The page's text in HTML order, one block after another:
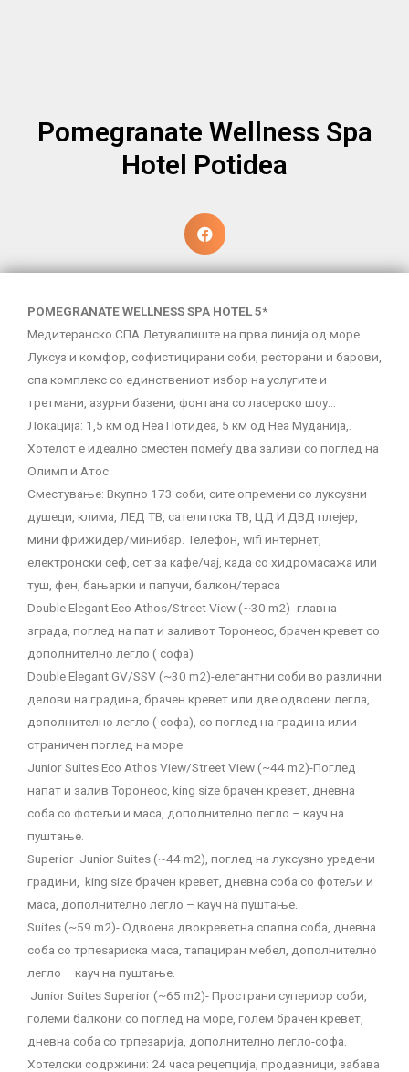
Pomegranate Wellness Spa
Hotel Potidea
POMEGRANATE WELLNESS SPA HOTEL 5*
Медитеранско СПА Летувалиште на прва линија од море.
Луксуз и комфор, софистицирани соби, ресторани и барови,
спа комплекс со единствениот избор на услугите и
третмани, азурни базени, фонтана со ласерско шоу…
Локација: 1,5 км од Неа Потидеа, 5 км од Неа Муданија,.
Хотелот е идеално сместен помеѓу два заливи со поглед на
Олимп и Атос.
Сместување: Вкупно 173 соби, сите опремени со луксузни
душеци, клима, ЛЕД ТВ, сателитска ТВ, ЦД И ДВД плејер,
мини фрижидер/минибар. Телефон, wifi интернет,
електронски сеф, сет за кафе/чај, када со хидромасажа или
туш, фен, бањарки и папучи, балкон/тераса
Double Elegant Eco Athos/Street View (~30 m2)- главна
зграда, поглед на пат и заливот Торонеос, брачен кревет со
дополнително легло ( софа)
Double Elegant GV/SSV (~30 m2)-елегантни соби во различни
делови на градина, брачен кревет или две одвоени легла,
дополнително легло ( софа), со поглед на градина илии
страничен поглед на море
Junior Suites Eco Athos View/Street View (~44 m2)-Поглед
напат и залив Торонеос, king size брачен кревет, дневна
соба со фотељи и маса, дополнително легло – кауч на
пуштање.
Superior Junior Suites (~44 m2), поглед на луксузно уредени
градини, king size брачен кревет, дневна соба со фотељи и
маса, дополнително легло – кауч на пуштање.
Suites (~59 m2)- Одвоена двокреветна спална соба, дневна
соба со трпеѕариска маса, тапациран мебел, дополнително
легло – кауч на пуштање.
Junior Suites Superior (~65 m2)- Пространи супериор соби,
големи балкони со поглед на море, голем брачен кревет,
дневна соба со трпезарија, дополнително легло-софа.
Хотелски содржини: 24 часа рецепција, продавници, забава